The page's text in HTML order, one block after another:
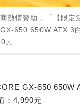
熱情贊助，「【限定
650 650W ATX 3
元
GX-650 650W
：4,990元